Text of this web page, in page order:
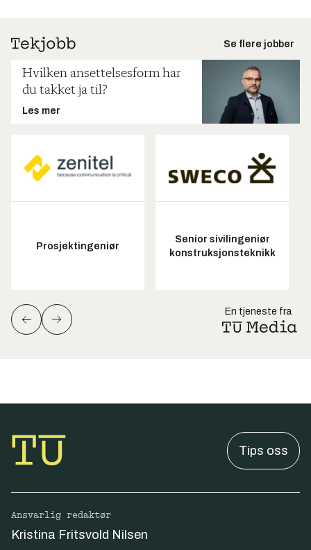
Se flere jobber
Hvilken ansettelsesform har
du takket ja til?
Les mer
Prosjektingeniør
Senior sivilingeniør
konstruksjonsteknikk
En tjeneste fra
Tips oss
Ansvarlig redaktør
Kristina Fritsvold Nilsen